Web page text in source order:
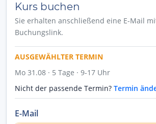
Kurs buchen
Sie erhalten anschließend eine E-Mail
Buchungslink.
AUSGEWÄHLTER TERMIN
Mo 31.08 · 5 Tage · 9-17 Uhr
Nicht der passende Termin? Termin
E-Mail